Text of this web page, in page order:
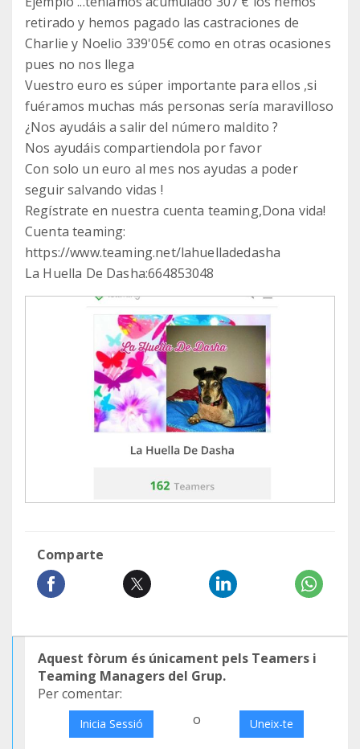
retirado y hemos pagado las castraciones de
Charlie y Noelio 339'05€ como en otras ocasiones
pues no nos llega
Vuestro euro es súper importante para ellos ,si
fuéramos muchas más personas sería maravilloso
¿Nos ayudáis a salir del número maldito ?
Nos ayudáis compartiendola por favor
Con solo un euro al mes nos ayudas a poder
seguir salvando vidas !
Regístrate en nuestra cuenta teaming,Dona vida!
Cuenta teaming:
https://www.teaming.net/lahuelladedasha
La Huella De Dasha:664853048
Comparte
Aquest fòrum és únicament pels Teamers i
Teaming Managers del Grup.
Per comentar:
Inicia Sessió o Uneix-te